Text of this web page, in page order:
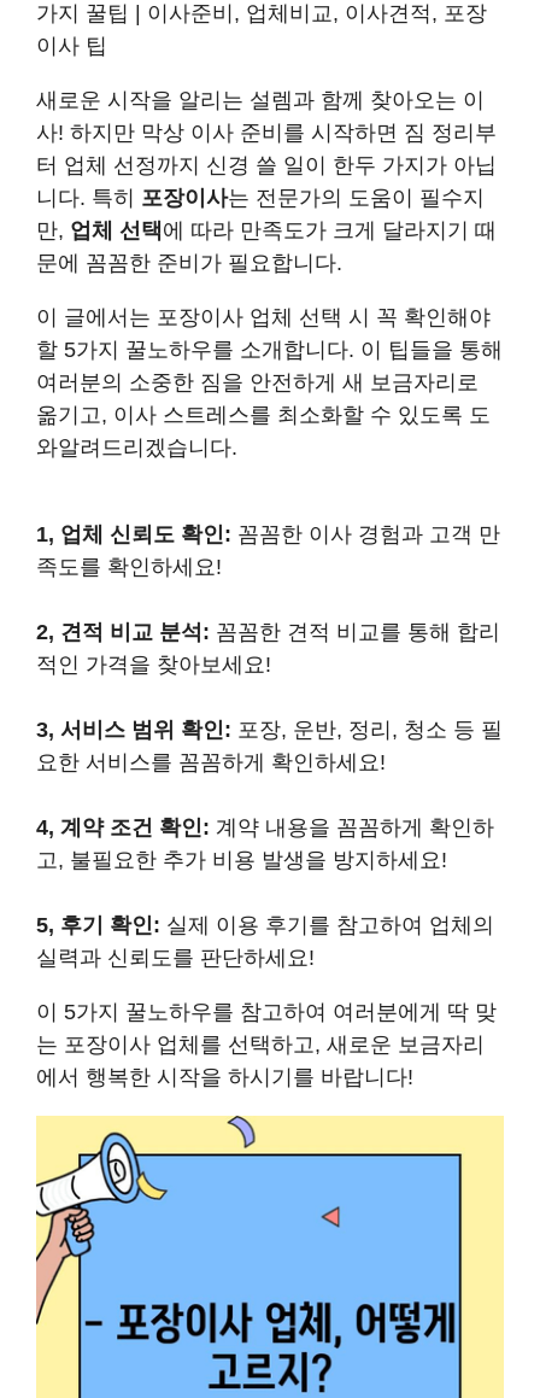
가지 꿀팁 | 이사준비, 업체비교, 이사견적, 포장
이사 팁
새로운 시작을 알리는 설렘과 함께 찾아오는 이
사! 하지만 막상 이사 준비를 시작하면 짐 정리부
터 업체 선정까지 신경 쓸 일이 한두 가지가 아닙
니다. 특히 포장이사는 전문가의 도움이 필수지
만, 업체 선택에 따라 만족도가 크게 달라지기 때
문에 꼼꼼한 준비가 필요합니다.
이 글에서는 포장이사 업체 선택 시 꼭 확인해야
할 5가지 꿀노하우를 소개합니다. 이 팁들을 통해
여러분의 소중한 짐을 안전하게 새 보금자리로
옮기고, 이사 스트레스를 최소화할 수 있도록 도
와알려드리겠습니다.
1, 업체 신뢰도 확인: 꼼꼼한 이사 경험과 고객 만
족도를 확인하세요!
2, 견적 비교 분석: 꼼꼼한 견적 비교를 통해 합리
적인 가격을 찾아보세요!
3, 서비스 범위 확인: 포장, 운반, 정리, 청소 등 필
요한 서비스를 꼼꼼하게 확인하세요!
4, 계약 조건 확인: 계약 내용을 꼼꼼하게 확인하
고, 불필요한 추가 비용 발생을 방지하세요!
5, 후기 확인: 실제 이용 후기를 참고하여 업체의
실력과 신뢰도를 판단하세요!
이 5가지 꿀노하우를 참고하여 여러분에게 딱 맞
는 포장이사 업체를 선택하고, 새로운 보금자리
에서 행복한 시작을 하시기를 바랍니다!